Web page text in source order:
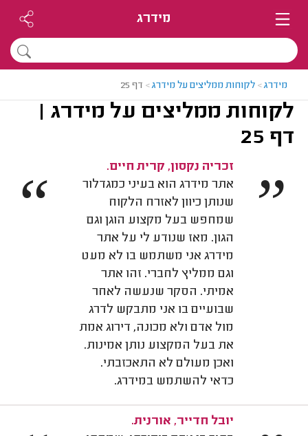
מידרג
מידרג> לקוחות ממליצים על מידרג> דף 25
לקוחות ממליצים על מידרג |
דף 25
”
זכריה נקסון, קרית חיים.
אתר מידרג הוא בעיני כמגדלור
שנותן כיוון לאזרח הלקוח
שמחפש בעל מקצוע הוגן וגם
הגון. מאז שנודע לי על אתר
מידרג אני משתמש בו לא מעט
וגם ממליץ לחברי. זהו אתר
אמיתי. הסקר שנעשה לאחר
שבועיים בו אני מתבקש לדרג
מול אדם ולא מכונה, דירוג אמת
את בעל המקצוע נותן אמינות.
ואכן מעולם לא התאכזבתי.
כדאי להשתמש במידרג.
“
יובל חדייר, אורנית.